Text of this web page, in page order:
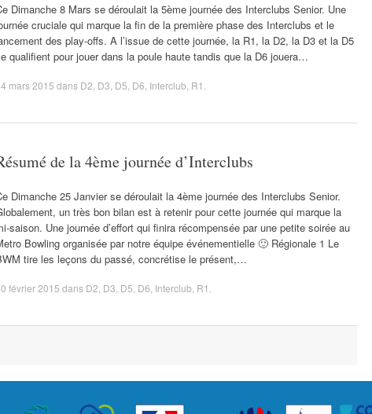
Dimanche 8 Mars se déroulait la 5ème journée des Interclubs Senior. Une
cruciale qui marque la fin de la première phase des Interclubs et le
des play-offs. A l’issue de cette journée, la R1, la D2, la D3 et la D5
qualifient pour jouer dans la poule haute tandis que la D6 jouera…
mars 2015 dans D2 D3 D5 D6 Interclub R1
de la 4ème journée d’Interclubs
Dimanche 25 Janvier se déroulait la 4ème journée des Interclubs Senior.
un très bon bilan est à retenir pour cette journée qui marque la
saison. Une journée d’effort qui finira récompensée par une petite soirée au
Bowling organisée par notre équipe événementielle 🙂 Régionale 1 Le
tire les leçons du passé, concrétise le présent,…
février 2015 dans D2 D3 D5 D6 Interclub R1